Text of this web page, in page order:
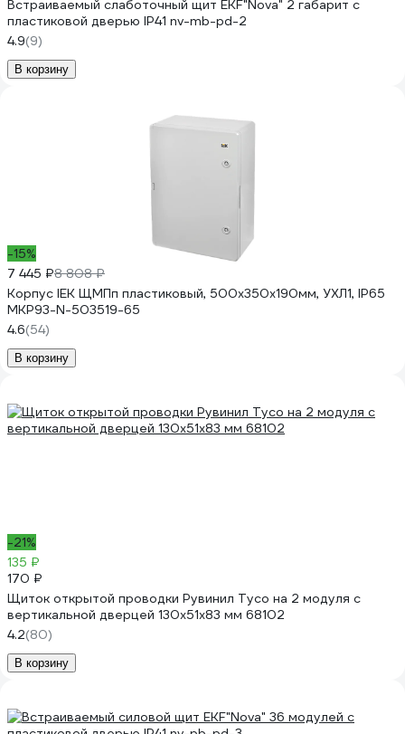
Встраиваемый слаботочный щит EKF"Nova" 2 габарит с
пластиковой дверью IP41 nv-mb-pd-2
4.9(9)
В корзину
-15%
7 445 ₽8 808 ₽
Корпус IEK ЩМПп пластиковый, 500х350х190мм, УХЛ1, IP65
MKP93-N-503519-65
4.6(54)
В корзину
-21%
135 ₽
170 ₽
Щиток открытой проводки Рувинил Тусо на 2 модуля с
вертикальной дверцей 130x51x83 мм 68102
4.2(80)
В корзину